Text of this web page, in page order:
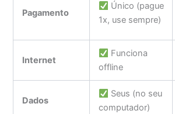
Pagamento
Único (pague
1x, use sempre)
Internet
Funciona
offline
Dados
Seus (no seu
computador)